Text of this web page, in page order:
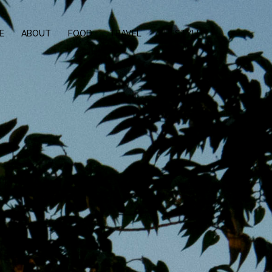
ABOUT FOOD TRAVEL LIFESTYLE